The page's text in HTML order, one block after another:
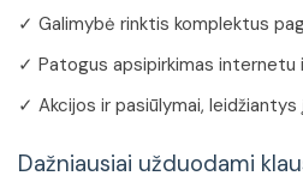
✓ Galimybė rinktis komplektus
✓ Patogus apsipirkimas internetu
✓ Akcijos ir pasiūlymai,
Dažniausiai užduodami